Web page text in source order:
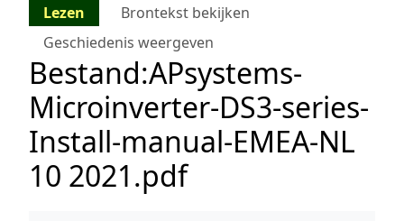
Lezen
Brontekst bekijken
Geschiedenis weergeven
Bestand:APsystems-
Microinverter-DS3-series-
Install-manual-EMEA-NL
10 2021.pdf